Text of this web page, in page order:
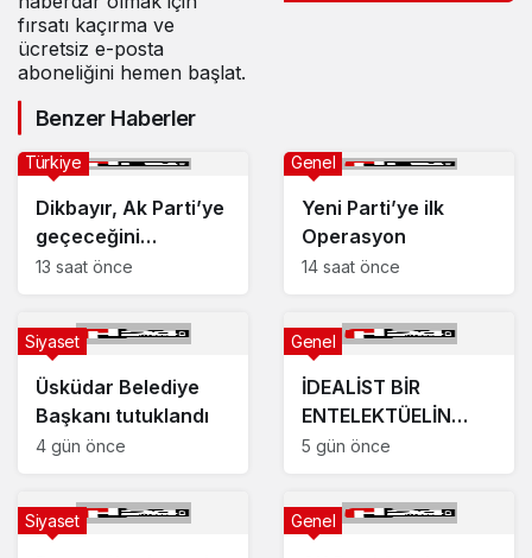
fırsatı kaçırma ve
ücretsiz e-posta
aboneliğini hemen başlat.
Benzer Haberler
Dikbayır, Ak Parti’ye
geçeceğini
doğruladı
Türkiye
13 saat önce
Yeni Parti’ye ilk
Operasyon
Genel
14 saat önce
Üsküdar Belediye
Başkanı tutuklandı
Siyaset
4 gün önce
İDEALİST BİR
ENTELEKTÜELİN
PRAGMATİK
Genel
5 gün önce
Siyaset Genel